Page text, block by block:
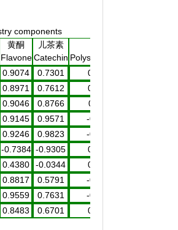
components
黄酮
Flavone
儿茶素
Catechin Polysaccharides
0.9074 0.7301 0.0590
0.8971 0.7612 0.0839
0.9046 0.8766 0.0115
0.9145 0.9571 -0.1527
0.9246 0.9823 -0.2599
-0.7384 -0.9305 0.5163
0.4380 -0.0344 0.1994
0.8817 0.5791 -0.1192
0.9559 0.7631 -0.1308
0.8483 0.6701 0.1705